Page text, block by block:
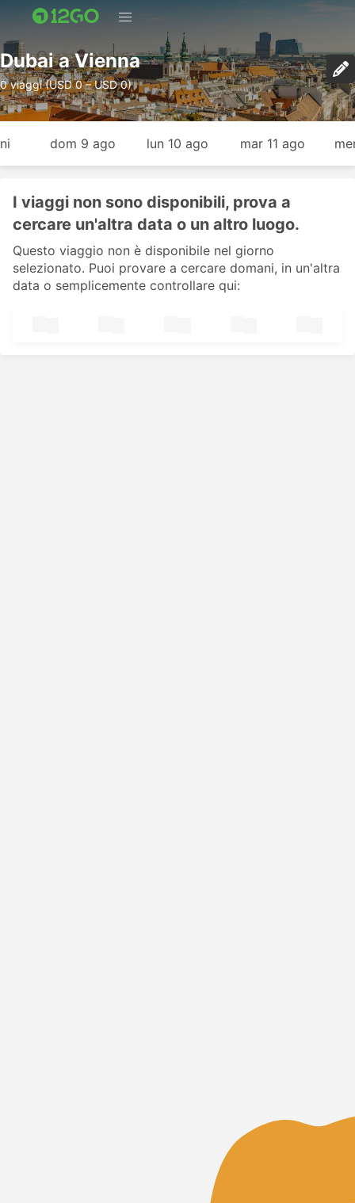
Dubai a Vienna
0 viaggi (USD 0 – USD 0)
dom 9 ago lun 10 ago mar 11 ago
I viaggi non sono disponibili, prova a
cercare un'altra data o un altro luogo.
Questo viaggio non è disponibile nel giorno
selezionato. Puoi provare a cercare domani, in un'altra
data o semplicemente controllare qui: